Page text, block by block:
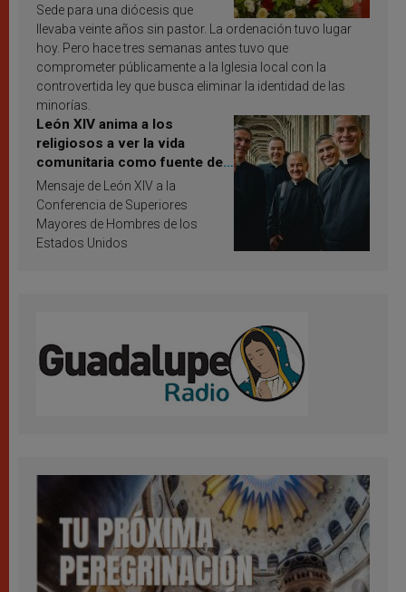
Sede para una diócesis que
llevaba veinte años sin pastor. La ordenación tuvo lugar
hoy. Pero hace tres semanas antes tuvo que
comprometer públicamente a la Iglesia local con la
controvertida ley que busca eliminar la identidad de las
minorías.
León XIV anima a los
religiosos a ver la vida
comunitaria como fuente de
inspiración y santificación
Mensaje de León XIV a la
Conferencia de Superiores
Mayores de Hombres de los
Estados Unidos